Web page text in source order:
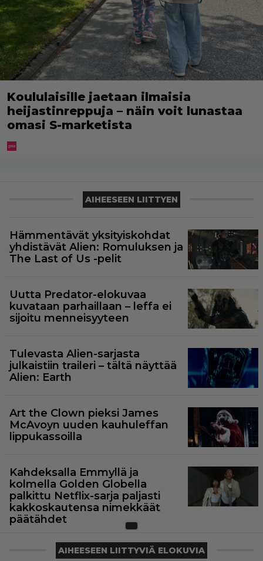
Koululaisille jaetaan ilmaisia
heijastinreppuja – näin voit lunastaa
omasi S-marketista
AIHEESEEN LIITTYEN
Hämmentävät yksityiskohdat
yhdistävät Alien: Romuluksen ja
The Last of Us -pelit
Uutta Predator-elokuvaa
kuvataan parhaillaan – leffa ei
sijoitu menneisyyteen
Tulevasta Alien-sarjasta
julkaistiin traileri – tältä näyttää
Alien: Earth
Art the Clown pieksi James
McAvoyn uuden kauhuleffan
lippukassoilla
Kahdeksalla Emmyllä ja
kolmella Golden Globella
palkittu Netflix-sarja paljasti
kakkoskautensa nimekkäät
päätähdet
AIHEESEEN LIITTYVIÄ ELOKUVIA